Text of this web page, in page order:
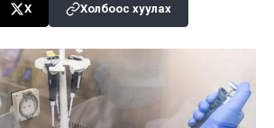
X Холбоос хуулах